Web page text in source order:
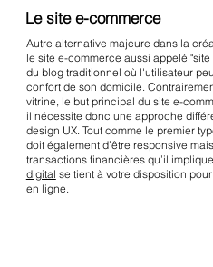
Le site e-commerce
Autre alternative majeure dans la
le site e-commerce aussi appelé
du blog traditionnel où l'utilisateur
confort de son domicile.
vitrine, le but principal du site e-
il nécessite donc une approche
design UX. Tout comme le premier
doit également d’être responsive
transactions financières qu’il
digital se tient à votre disposition
en ligne.